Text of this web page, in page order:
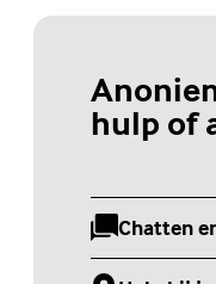
hulp of
Chatten
(Externe